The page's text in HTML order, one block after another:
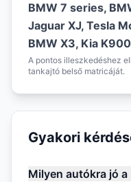
BMW 7 series,
Jaguar XJ, Tesla
BMW X3, Kia K900
A pontos illeszkedéshez
tankajtó belső matricáját.
Gyakori
Milyen autókra jó